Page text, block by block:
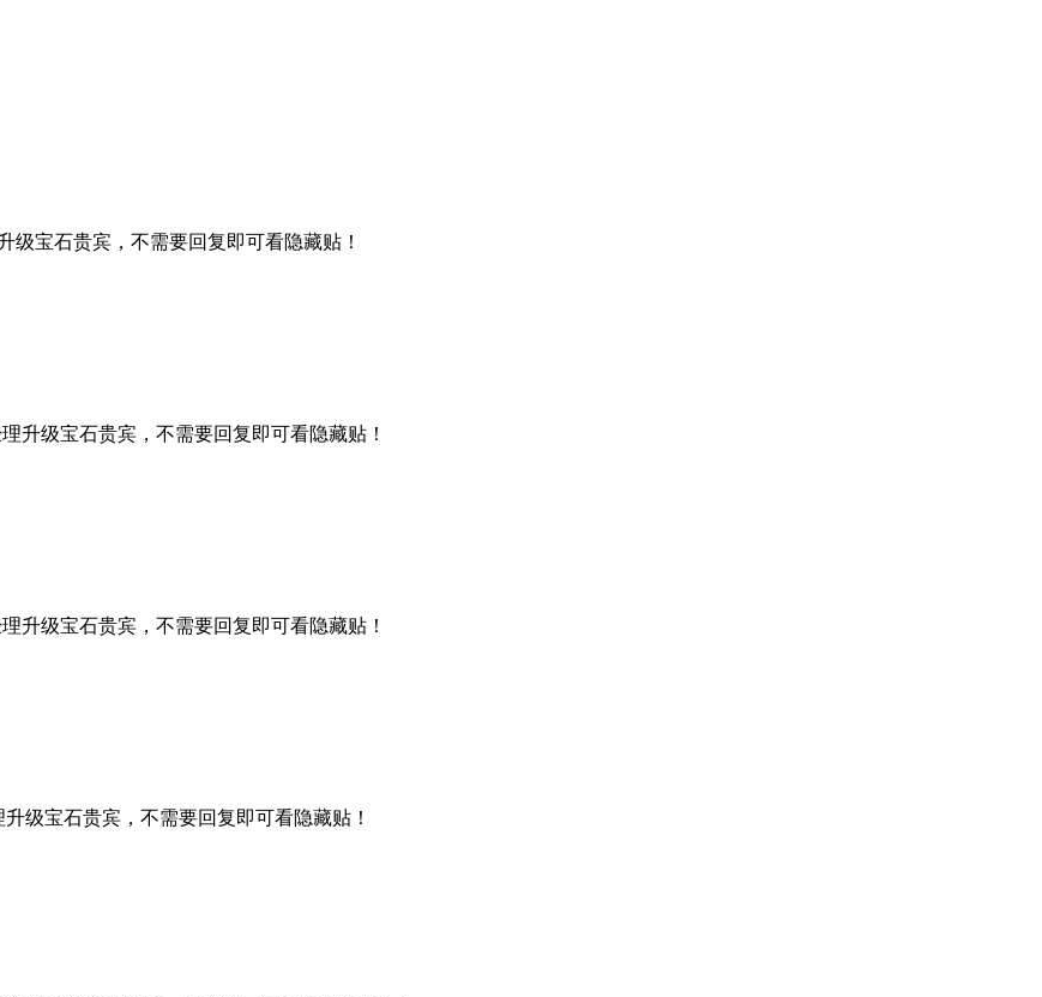
宝石贵宾，不需要回复即可看隐藏贴！
升级宝石贵宾，不需要回复即可看隐藏贴！
升级宝石贵宾，不需要回复即可看隐藏贴！
级宝石贵宾，不需要回复即可看隐藏贴！